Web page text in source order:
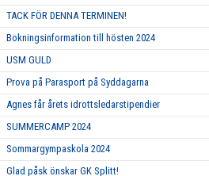
TACK FÖR DENNA TERMINEN!
Bokningsinformation till hösten 2024
USM GULD
Prova på Parasport på Syddagarna
Agnes får årets idrottsledarstipendier
SUMMERCAMP 2024
Sommargympaskola 2024
Glad påsk önskar GK Splitt!